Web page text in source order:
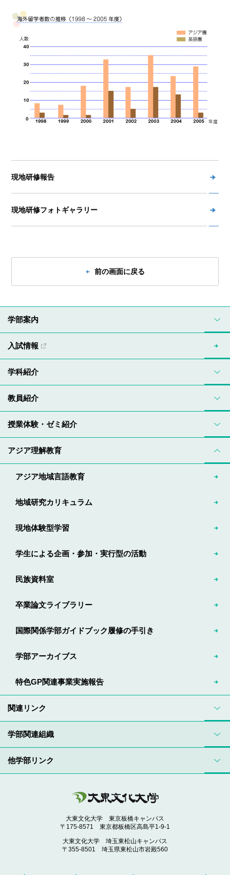
現地研修報告
現地研修フォトギャラリー
前の画面に戻る
学部関連組織
他学部リンク
大東文化大学 東京板橋キャンパス
〒175-8571 東京都板橋区高島平1-9-1
大東文化大学 埼玉東松山キャンパス
〒355-8501 埼玉県東松山市岩殿560
学部案内
入試情報
学科紹介
教員紹介
授業体験・ゼミ紹介
アジア理解教育
アジア地域言語教育
地域研究カリキュラム
現地体験型学習
学生による企画・参加・実行型の活動
民族資料室
卒業論文ライブラリー
国際関係学部ガイドブック履修の手引き
学部アーカイブス
特色GP関連事業実施報告
関連リンク